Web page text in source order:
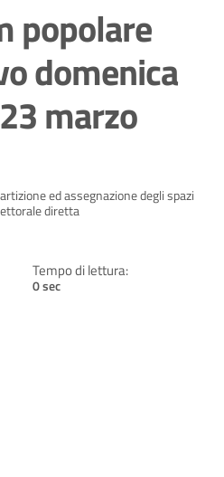
popolare
domenica
marzo
ed assegnazione degli spazi
diretta
Tempo di lettura:
0 sec